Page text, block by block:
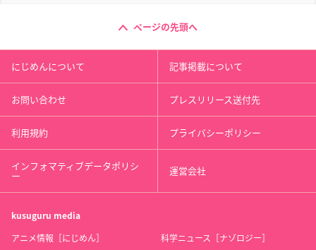
ページの先頭へ
にじめんについて 記事掲載について
お問い合わせ プレスリリース送付先
利用規約 プライバシーポリシー
インフォマティブデータポリシ
ー 運営会社
kusuguru media
アニメ情報［にじめん］
科学ニュース［ナゾロジー］